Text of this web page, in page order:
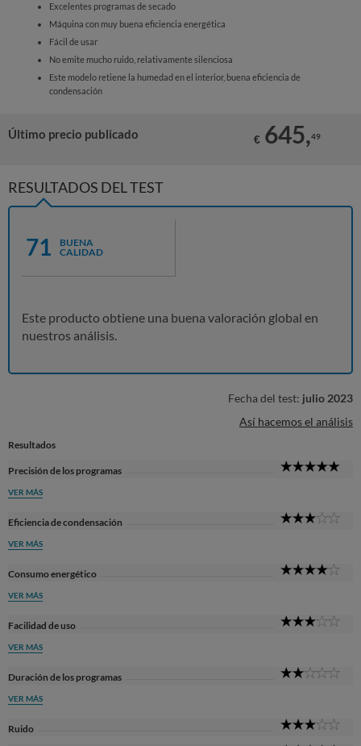
Excelentes programas de secado
Máquina con muy buena eficiencia energética
Fácil de usar
No emite mucho ruido, relativamente silenciosa
Este modelo retiene la humedad en el interior, buena eficiencia de
condensación
Último precio publicado € 645,49
RESULTADOS DEL TEST
71
BUENA
CALIDAD
Este producto obtiene una buena valoración global en
nuestros análisis.
Fecha del test: julio 2023
Así hacemos el análisis
Resultados
Precisión de los programas
VER MÁS
Eficiencia de condensación
VER MÁS
Consumo energético
VER MÁS
Facilidad de uso
VER MÁS
Duración de los programas
VER MÁS
Ruido